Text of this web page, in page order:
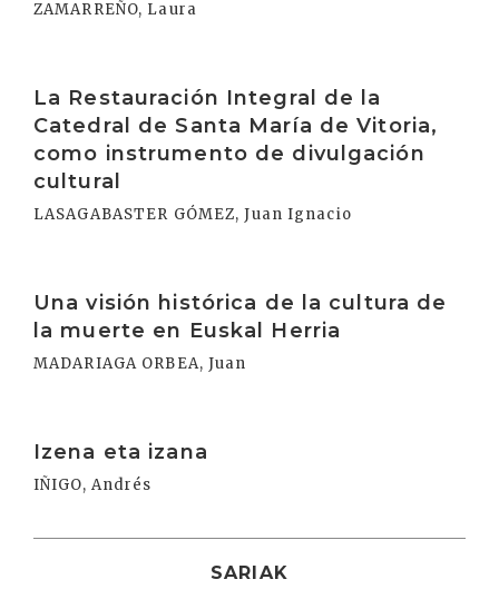
ZAMARREÑO, Laura
La Restauración Integral de la
Catedral de Santa María de Vitoria,
como instrumento de divulgación
cultural
LASAGABASTER GÓMEZ, Juan Ignacio
Una visión histórica de la cultura de
la muerte en Euskal Herria
MADARIAGA ORBEA, Juan
Izena eta izana
IÑIGO, Andrés
SARIAK